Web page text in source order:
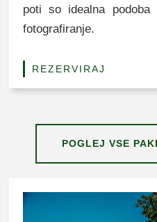
poti so idealna podoba
fotografiranje.
REZERVIRAJ
POGLEJ VSE